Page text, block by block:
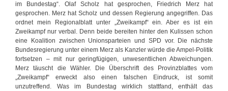
im Bundestag“. Olaf Scholz hat gesprochen, Friedrich Merz hat
gesprochen. Merz hat Scholz und dessen Regierung angegriffen. Das
ordnet mein Regionalblatt unter „Zweikampf“ ein. Aber es ist ein
Zweikampf nur verbal. Denn beide bereiten hinter den Kulissen schon
eine Koalition zwischen Unionsparteien und SPD vor. Die nächste
Bundesregierung unter einem Merz als Kanzler würde die Ampel-Politik
fortsetzen – mit nur geringfügigen, unwesentlichen Abweichungen.
Merz täuscht die Wähler. Die Überschrift des Provinzblattes vom
„Zweikampf“ erweckt also einen falschen Eindruck, ist somit
unzutreffend. Was im Bundestag wirklich stattfand, enthält das